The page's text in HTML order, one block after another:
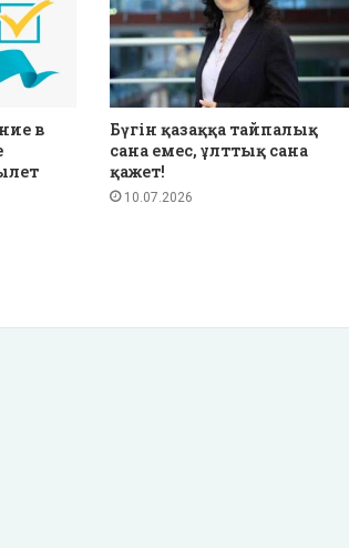
в
Бүгін қазаққа тайпалық
сана емес, ұлттық сана
қажет!
10.07.2026